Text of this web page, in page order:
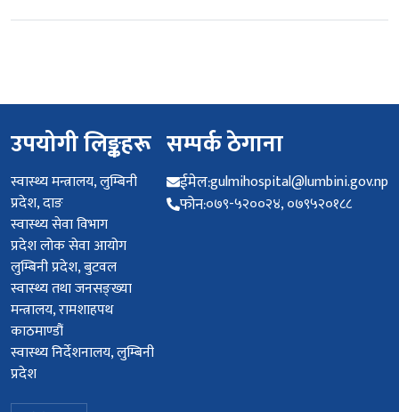
उपयोगी लिङ्कहरू
स्वास्थ्य मन्त्रालय, लुम्बिनी
प्रदेश, दाङ
स्वास्थ्य सेवा विभाग
प्रदेश लोक सेवा आयोग
लुम्बिनी प्रदेश, बुटवल
स्वास्थ्य तथा जनसङ्ख्या
मन्त्रालय, रामशाहपथ
काठमाण्डौं
स्वास्थ्य निर्देशनालय, लुम्बिनी
प्रदेश
सम्पर्क ठेगाना
ईमेल:gulmihospital@lumbini.gov.np
फोन:०७९-५२००२४, ०७९५२०१८८